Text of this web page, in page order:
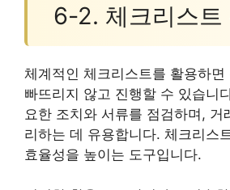
6-2. 체크리스트
체계적인 체크리스트를 활용하
빠뜨리지 않고 진행할 수 있습니
요한 조치와 서류를 점검하며, 거
리하는 데 유용합니다. 체크리스
효율성을 높이는 도구입니다.